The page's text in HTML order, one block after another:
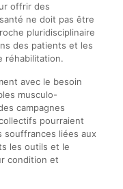
offrir des
ne doit pas être
pluridisciplinaire
des patients et les
réhabilitation.
avec le besoin
musculo-
campagnes
pourraient
souffrances liées aux
les outils et le
condition et